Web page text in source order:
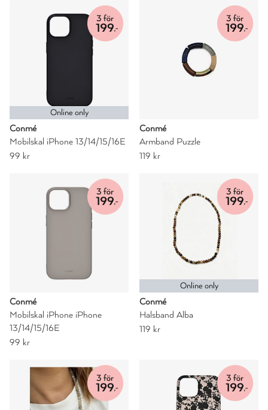
Online only
Conmé
Mobilskal iPhone 13/14/15/16E
99 kr
Conmé
Armband Puzzle
119 kr
Conmé
Mobilskal iPhone iPhone
13/14/15/16E
99 kr
Online only
Conmé
Halsband Alba
119 kr